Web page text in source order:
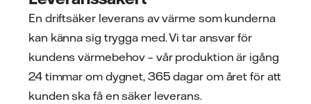
En driftsäker leverans av värme som kunderna
kan känna sig trygga med. Vi tar ansvar för
kundens värmebehov – vår produktion är igång
24 timmar om dygnet, 365 dagar om året för att
kunden ska få en säker leverans.